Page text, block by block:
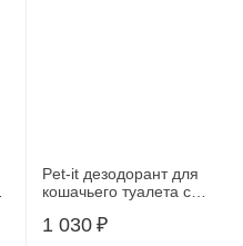
Pet-it дезодорант для
кошачьего туалета с
450 г
1 030 ₽